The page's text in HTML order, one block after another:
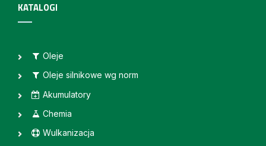
KATALOGI
Oleje
Oleje silnikowe wg norm
Akumulatory
Chemia
Wulkanizacja